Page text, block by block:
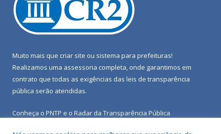
Muito mais que criar site ou sistema para prefeituras!
Realizamos uma assessoria completa, onde garantimos em
contrato que todas as exigências das leis de transparência
pública serão atendidas.
Conheça o PNTP e o Radar da Transparência Pública